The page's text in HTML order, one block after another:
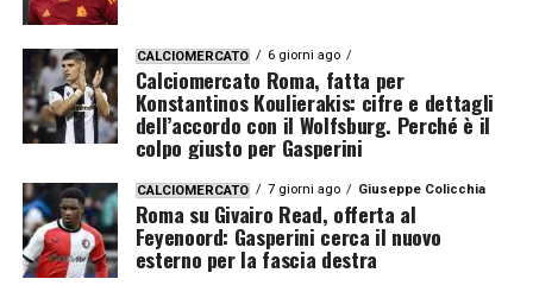
CALCIOMERCATO 6 giorni ago
Calciomercato Roma, fatta per
Konstantinos Koulierakis: cifre e dettagli
dell’accordo con il Wolfsburg. Perché è il
colpo giusto per Gasperini
CALCIOMERCATO 7 giorni ago Giuseppe Colicchia
Roma su Givairo Read, offerta al
Feyenoord: Gasperini cerca il nuovo
esterno per la fascia destra